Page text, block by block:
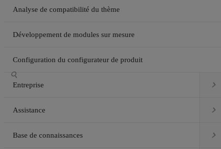
Analyse de compatibilité du thème
Développement de modules sur mesure
Configuration du configurateur de produit
Entreprise 
Assistance 
Base de connaissances 
